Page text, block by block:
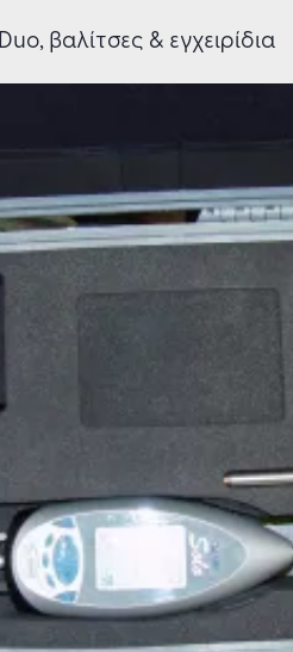
βαλίτσες & εγχειρίδια